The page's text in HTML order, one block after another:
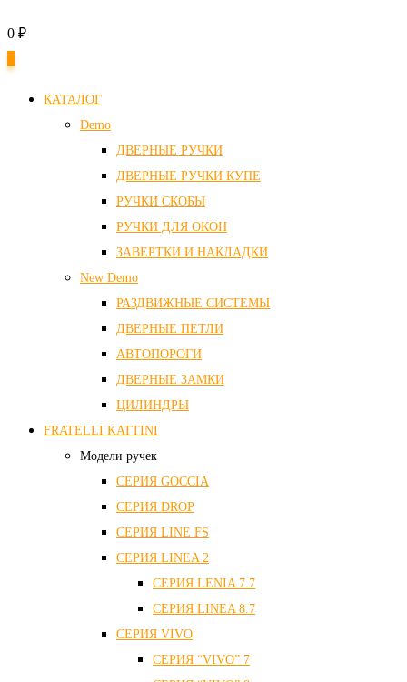
0 ₽
КАТАЛОГ
Demo
ДВЕРНЫЕ РУЧКИ
ДВЕРНЫЕ РУЧКИ КУПЕ
РУЧКИ СКОБЫ
РУЧКИ ДЛЯ ОКОН
ЗАВЕРТКИ И НАКЛАДКИ
New Demo
РАЗДВИЖНЫЕ СИСТЕМЫ
ДВЕРНЫЕ ПЕТЛИ
АВТОПОРОГИ
ДВЕРНЫЕ ЗАМКИ
ЦИЛИНДРЫ
FRATELLI KATTINI
Модели ручек
СЕРИЯ GOCCIA
СЕРИЯ DROP
СЕРИЯ LINE FS
СЕРИЯ LINEA 2
СЕРИЯ LENIA 7.7
СЕРИЯ LINEA 8.7
СЕРИЯ VIVO
СЕРИЯ “VIVO” 7